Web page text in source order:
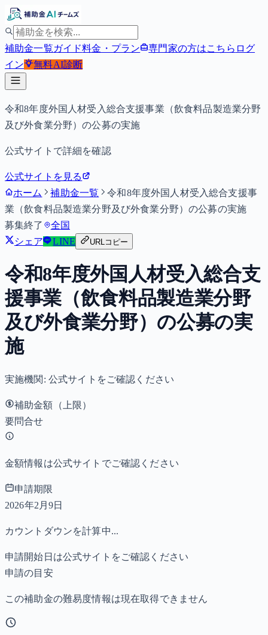
補助金一覧ガイド料金・プラン 専門家の方はこちら ログ
イン
無料AI診断
令和8年度外国人材受入総合支援事業（飲食料品製造業分野
及び外食業分野）の公募の実施
公式サイトで詳細を確認
公式サイトを見る
ホーム
補助金一覧
令和8年度外国人材受入総合支援事
業（飲食料品製造業分野及び外食業分野）の公募の実施
募集終了
全国
シェア
LINE URLコピー
令和8年度外国人材受入総合支
援事業（飲食料品製造業分野
及び外食業分野）の公募の実
施
実施機関: 公式サイトをご確認ください
補助金額（上限）
要問合せ
金額情報は公式サイトでご確認ください
申請期限
2026年2月9日
カウントダウンを計算中...
申請開始日は公式サイトをご確認ください
申請の目安
この補助金の難易度情報は現在取得できません